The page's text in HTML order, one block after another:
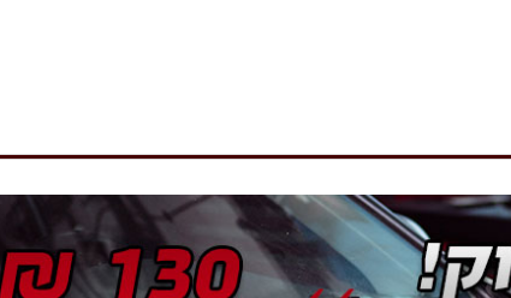
מצברי שנפ
פילטרים